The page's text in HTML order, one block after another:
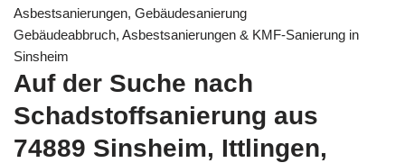
Asbestsanierungen, Gebäudesanierung
Gebäudeabbruch, Asbestsanierungen & KMF-Sanierung in
Sinsheim
Auf der Suche nach
Schadstoffsanierung aus
74889 Sinsheim, Ittlingen,